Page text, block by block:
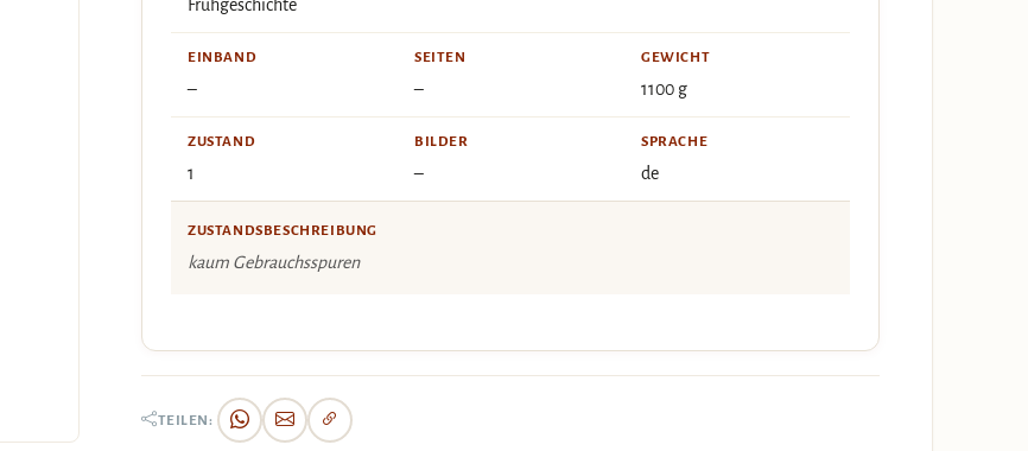
Frühgeschichte
EINBAND
–
SEITEN
–
GEWICHT
1100 g
ZUSTAND
1
BILDER
–
SPRACHE
de
ZUSTANDSBESCHREIBUNG
kaum Gebrauchsspuren
TEILEN: